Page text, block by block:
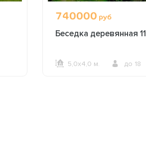
740000 руб
Беседка деревянная
5,0х4,0 м. до 18